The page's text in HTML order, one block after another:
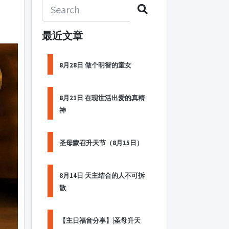
最近文章
8月28日 做个明智的童女
8月21日 在现世活出爱的真精
神
圣母蒙召升天节（8月15日）
8月14日 天主结合的人不可拆
散
【主日福音分享】|圣母升天